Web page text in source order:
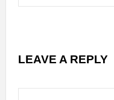
LEAVE A REPLY